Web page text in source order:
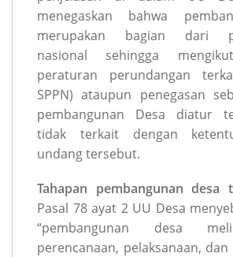
menegaskan bahwa
merupakan bagian dari
nasional sehingga
peraturan perundangan
SPPN) ataupun penegasan
pembangunan Desa diatur
tidak terkait dengan
undang tersebut.
Tahapan pembangunan desa
Pasal 78 ayat 2 UU Desa
“pembangunan desa
perencanaan, pelaksanaan, dan